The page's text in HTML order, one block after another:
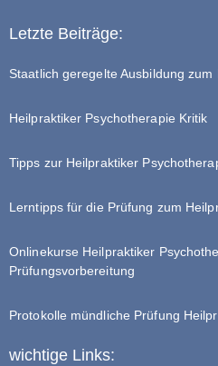
Letzte Beiträge:
Staatlich geregelte Ausbildung
Heilpraktiker Psychotherapie Kritik
Tipps zur Heilpraktiker
Lerntipps für die Prüfung zum
Onlinekurse Heilpraktiker
Prüfungsvorbereitung
Protokolle mündliche Prüfung
wichtige Links: